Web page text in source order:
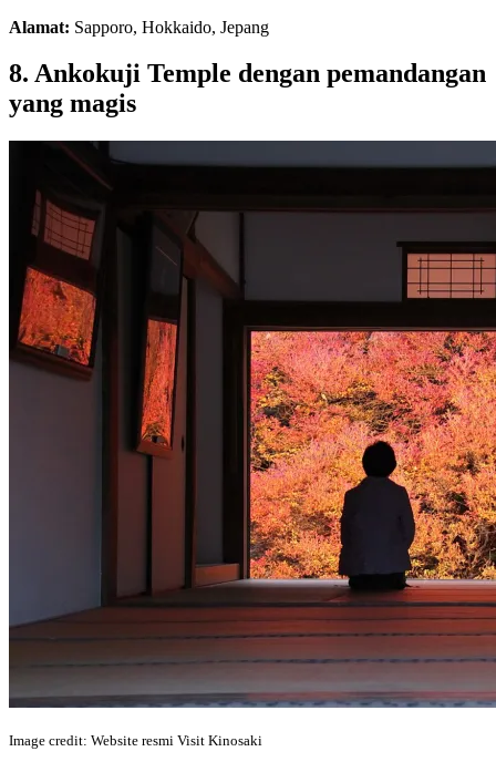
Alamat: Sapporo, Hokkaido, Jepang
8. Ankokuji Temple dengan pemandangan
yang magis
Image credit: Website resmi Visit Kinosaki